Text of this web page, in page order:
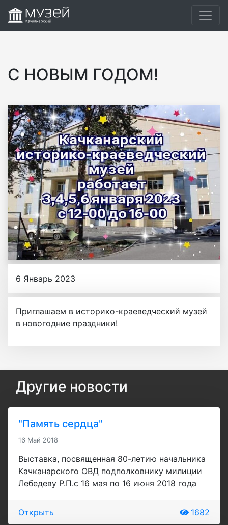
С НОВЫМ ГОДОМ!
6 Январь 2023
Приглашаем в историко-краеведческий музей
в новогодние праздники!
Другие новости
"Память сердца"
16 Май 2018
Выставка, посвященная 80-летию начальника
Качканарского ОВД подполковнику милиции
Лебедеву Р.П.с 16 мая по 16 июня 2018 года
Открыть 1682